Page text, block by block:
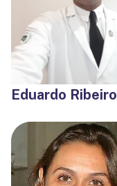
Eduardo Ribeiro